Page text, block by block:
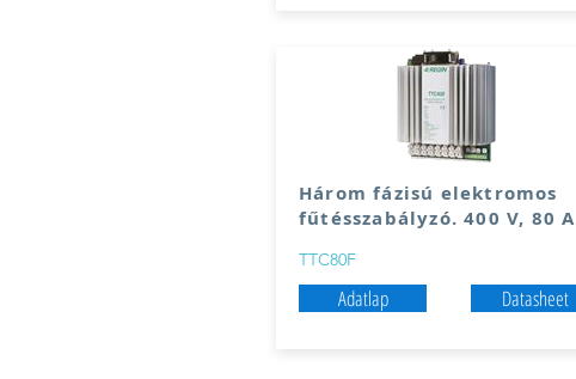
Három fázisú elektromos
fűtésszabályzó. 400 V, 80 A
TTC80F
Adatlap Datasheet